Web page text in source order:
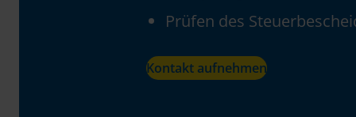
Prüfen des
Kontakt aufnehmen